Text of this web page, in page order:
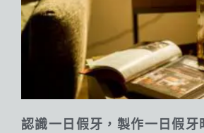
認識一日假牙，製作一日假牙